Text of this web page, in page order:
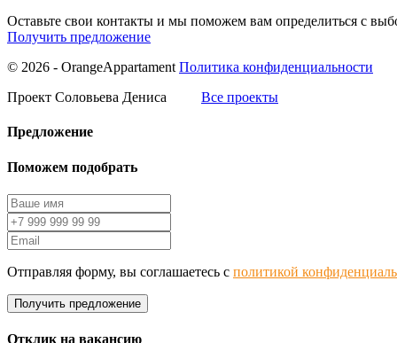
Оставьте свои контакты и мы поможем вам определиться с
Получить предложение
© 2026 - OrangeAppartament Политика конфиденциальности
Проект Соловьева Дениса
Все проекты
Предложение
Поможем подобрать
Отправляя форму, вы соглашаетесь с политикой
Получить предложение
Отклик на вакансию